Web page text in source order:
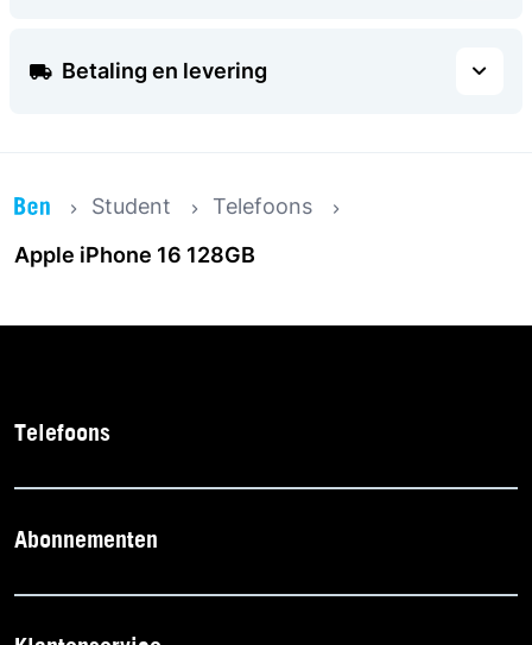
Betaling en levering
Student
Telefoons
Apple iPhone 16 128GB
Telefoons
Abonnementen